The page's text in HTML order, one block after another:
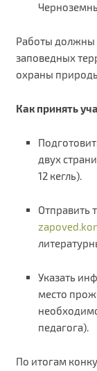
Работы должны
заповедных
охраны
Как принять
двух
12 кегль).
Отправить
Указать
место
педагога).
По итогам